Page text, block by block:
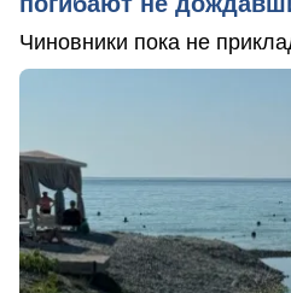
Чиновники пока не